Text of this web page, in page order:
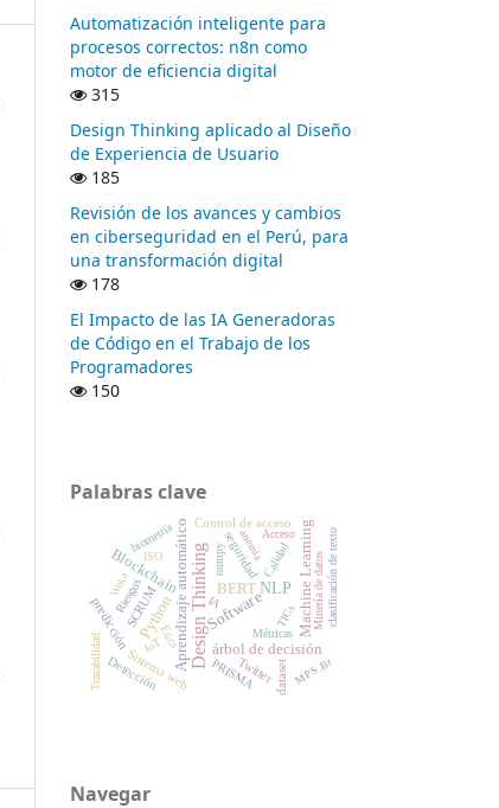
Automatización inteligente para
procesos correctos: n8n como
motor de eficiencia digital
315
Design Thinking aplicado al Diseño
de Experiencia de Usuario
185
Revisión de los avances y cambios
en ciberseguridad en el Perú, para
una transformación digital
178
El Impacto de las IA Generadoras
de Código en el Trabajo de los
Programadores
150
Palabras clave
Design Thinking
Python SoftwareNLP Machine Learning
BERT
Aprendizaje automático
Blockchain
árbol de decisión
Sistema web
SCRUM
seguridad
Twitter
Control de acceso
predicción
Detección dataset
ISO
Riesgos
Métricas
Minería de datos
Ética
clasificación de texto
Calidad
IA
Trazabilidad PRISMA
biometría Acceso
IoT
MPS.Br
numpy anemia
Weka
TICs
Navegar